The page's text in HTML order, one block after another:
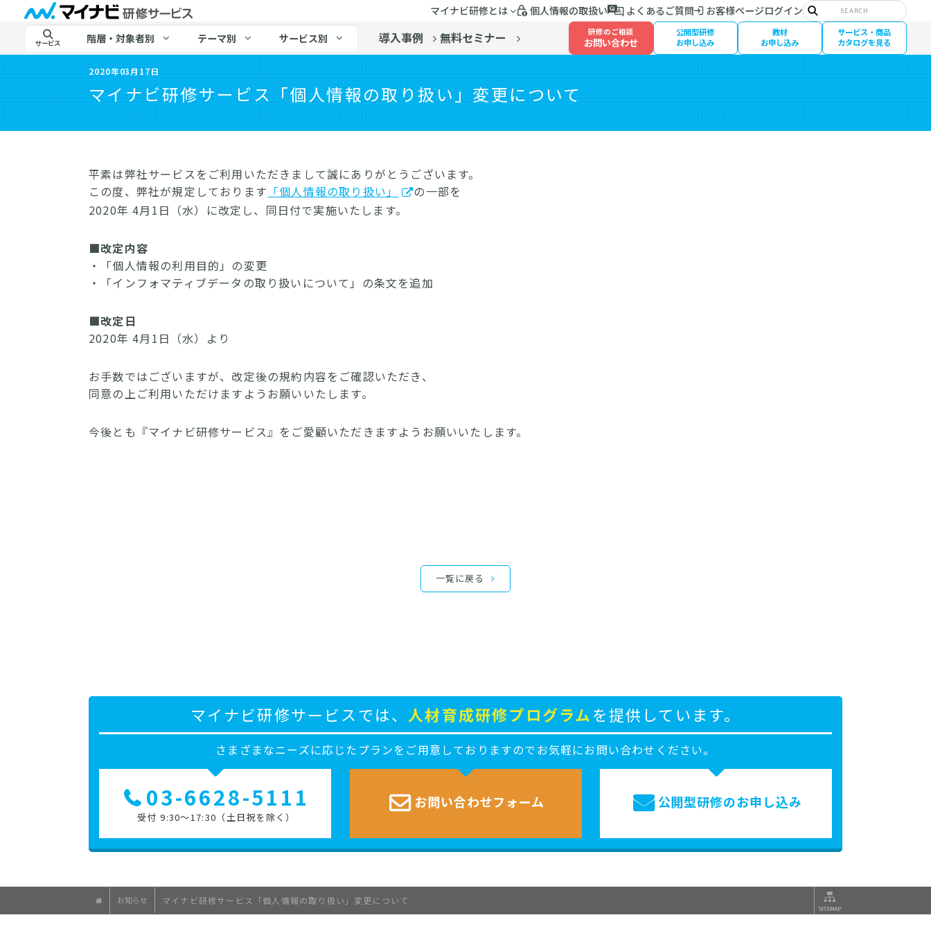
マイナビ研修とは 個人情報の取扱い よくあるご質問 お客様ページログインサ
イ
ト
索:
検
索
サービス 階層・対象者別 テーマ別 サービス別 導入事例 無料セミナー 研修のご相談
お問い合わせ
公開型研修
お申し込み
教材
お申し込み
サービス・商品
カタログを見る
マイナビ研修サービス「個人情報の取り扱い」変更について
2020年03月17日
平素は弊社サービスをご利用いただきまして誠にありがとうございます。
この度、弊社が規定しております 「個人情報の取り扱い」
の一部を
2020年 4月1日（水）に改定し、同日付で実施いたします。
■改定内容
・「個人情報の利用目的」の変更
・「インフォマティブデータの取り扱いについて」の条文を追加
■改定日
2020年 4月1日（水）より
お手数ではございますが、改定後の規約内容をご確認いただき、
同意の上ご利用いただけますようお願いいたします。
今後とも『マイナビ研修サービス』をご愛顧いただきますようお願いいたします。
一覧に戻る
マイナビ研修サービスでは、人材育成研修プログラムを提供しています。
さまざまなニーズに応じたプランをご用意しておりますのでお気軽にお問い合わせください。
03-6628-5111
受付 9:30～17:30（土日祝を除く）
お問い合わせフォーム 公開型研修のお申し込み
お知らせ マイナビ研修サービス「個人情報の取り扱い」変更について